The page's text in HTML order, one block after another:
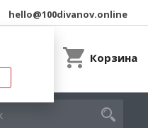
hello@100divanov.online
Корзина